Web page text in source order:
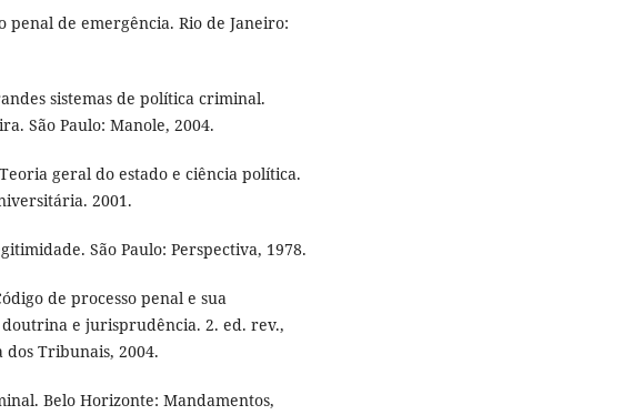
penal de emergência. Rio de Janeiro:
sistemas de política criminal.
São Paulo: Manole, 2004.
geral do estado e ciência política.
2001.
São Paulo: Perspectiva, 1978.
de processo penal e sua
e jurisprudência. 2. ed. rev.,
dos Tribunais, 2004.
Belo Horizonte: Mandamentos,